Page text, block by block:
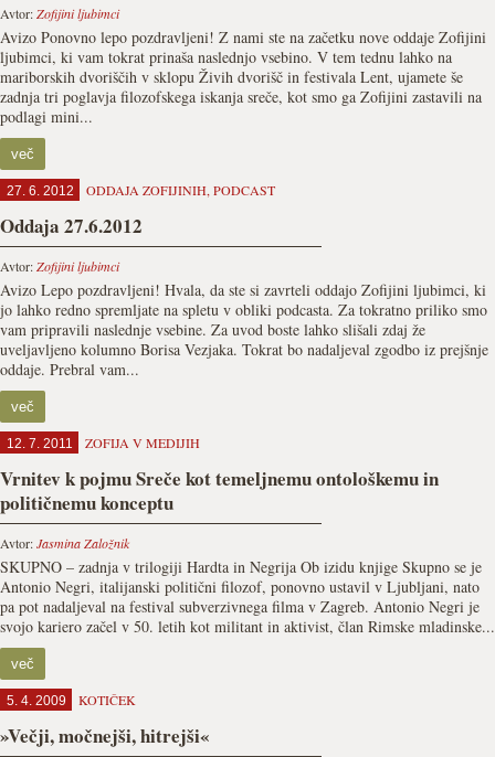
Avtor:Zofijini ljubimci
Avizo Ponovno lepo pozdravljeni! Z nami ste na začetku nove oddaje Zofijini
ljubimci, ki vam tokrat prinaša naslednjo vsebino. V tem tednu lahko na
mariborskih dvoriščih v sklopu Živih dvorišč in festivala Lent, ujamete še
zadnja tri poglavja filozofskega iskanja sreče, kot smo ga Zofijini zastavili na
podlagi mini...
več
27. 6. 2012 ODDAJA ZOFIJINIH, PODCAST
Oddaja 27.6.2012
Avtor:Zofijini ljubimci
Avizo Lepo pozdravljeni! Hvala, da ste si zavrteli oddajo Zofijini ljubimci, ki
jo lahko redno spremljate na spletu v obliki podcasta. Za tokratno priliko smo
vam pripravili naslednje vsebine. Za uvod boste lahko slišali zdaj že
uveljavljeno kolumno Borisa Vezjaka. Tokrat bo nadaljeval zgodbo iz prejšnje
oddaje. Prebral vam...
več
12. 7. 2011 ZOFIJA V MEDIJIH
Vrnitev k pojmu Sreče kot temeljnemu ontološkemu in
političnemu konceptu
Avtor:Jasmina Založnik
SKUPNO – zadnja v trilogiji Hardta in Negrija Ob izidu knjige Skupno se je
Antonio Negri, italijanski politični filozof, ponovno ustavil v Ljubljani, nato
pa pot nadaljeval na festival subverzivnega filma v Zagreb. Antonio Negri je
svojo kariero začel v 50. letih kot militant in aktivist, član Rimske mladinske...
več
5. 4. 2009 KOTIČEK
»Večji, močnejši, hitrejši«